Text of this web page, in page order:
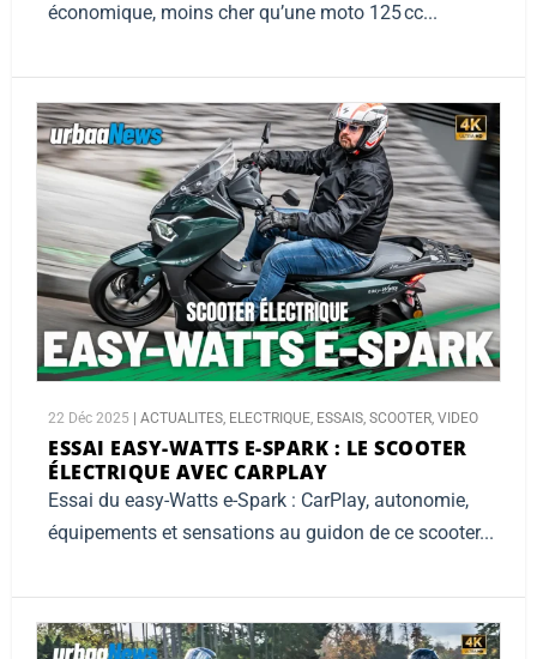
économique, moins cher qu’une moto 125 cc...
22 Déc 2025 | ACTUALITES ELECTRIQUE ESSAIS SCOOTER VIDEO
ESSAI EASY-WATTS E-SPARK : LE SCOOTER
ÉLECTRIQUE AVEC CARPLAY
Essai du easy-Watts e-Spark : CarPlay, autonomie,
équipements et sensations au guidon de ce scooter...